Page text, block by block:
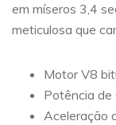
em míseros 3,4
meticulosa que
Motor V8
Potência
Aceleração